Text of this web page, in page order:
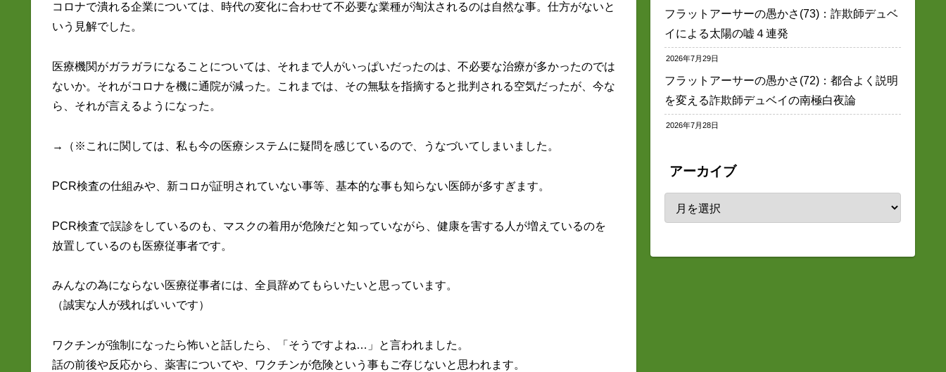
コロナで潰れる企業については、時代の変化に合わせて不必要な業種が淘汰されるのは自然な事。仕方がないと
いう見解でした。
医療機関がガラガラになることについては、それまで人がいっぱいだったのは、不必要な治療が多かったのでは
ないか。それがコロナを機に通院が減った。これまでは、その無駄を指摘すると批判される空気だったが、今な
ら、それが言えるようになった。
→（※これに関しては、私も今の医療システムに疑問を感じているので、うなづいてしまいました。
PCR検査の仕組みや、新コロが証明されていない事等、基本的な事も知らない医師が多すぎます。
PCR検査で誤診をしているのも、マスクの着用が危険だと知っていながら、健康を害する人が増えているのを
放置しているのも医療従事者です。
みんなの為にならない医療従事者には、全員辞めてもらいたいと思っています。
（誠実な人が残ればいいです）
ワクチンが強制になったら怖いと話したら、「そうですよね…」と言われました。
話の前後や反応から、薬害についてや、ワクチンが危険という事もご存じないと思われます。
フラットアーサーの愚かさ(73)：詐欺師デュベ
イによる太陽の嘘４連発
2026年7月29日
フラットアーサーの愚かさ(72)：都合よく説明
を変える詐欺師デュベイの南極白夜論
2026年7月28日
アーカイブ